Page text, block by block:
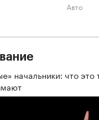
Авто
начальники: что это